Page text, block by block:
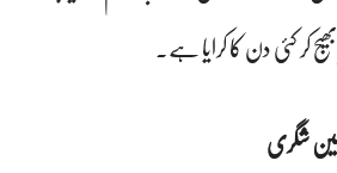
کر کئی دن کا کرایا ہے۔
شگری